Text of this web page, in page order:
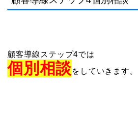
顧客導線ステップ4では
個別相談をしていきます。